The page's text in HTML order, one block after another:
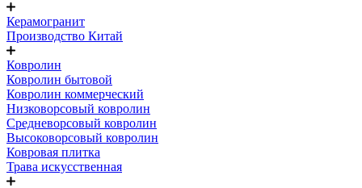
Керамогранит
Производство Китай
Ковролин
Ковролин бытовой
Ковролин коммерческий
Низковорсовый ковролин
Средневорсовый ковролин
Высоковорсовый ковролин
Ковровая плитка
Трава искусственная